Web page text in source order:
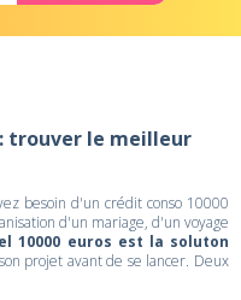
trouver le meilleur
besoin d'un crédit conso 10000
d'un mariage, d'un voyage
10000 euros est la soluton
projet avant de se lancer. Deux